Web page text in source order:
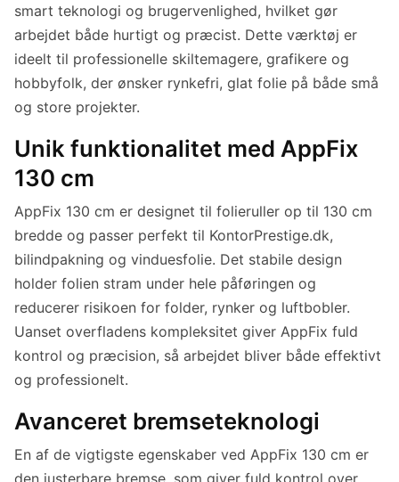
smart teknologi og brugervenlighed, hvilket gør
arbejdet både hurtigt og præcist. Dette værktøj er
ideelt til professionelle skiltemagere, grafikere og
hobbyfolk, der ønsker rynkefri, glat folie på både små
og store projekter.
Unik funktionalitet med AppFix
130 cm
AppFix 130 cm er designet til folieruller op til 130 cm
bredde og passer perfekt til KontorPrestige.dk,
bilindpakning og vinduesfolie. Det stabile design
holder folien stram under hele påføringen og
reducerer risikoen for folder, rynker og luftbobler.
Uanset overfladens kompleksitet giver AppFix fuld
kontrol og præcision, så arbejdet bliver både effektivt
og professionelt.
Avanceret bremseteknologi
En af de vigtigste egenskaber ved AppFix 130 cm er
den justerbare bremse, som giver fuld kontrol over